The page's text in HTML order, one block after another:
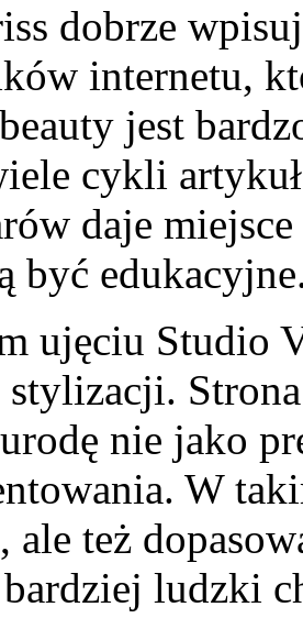
dobrze
internetu,
jest
cykli
daje
być
ujęciu Studio
nie jako
W
też
ludzki